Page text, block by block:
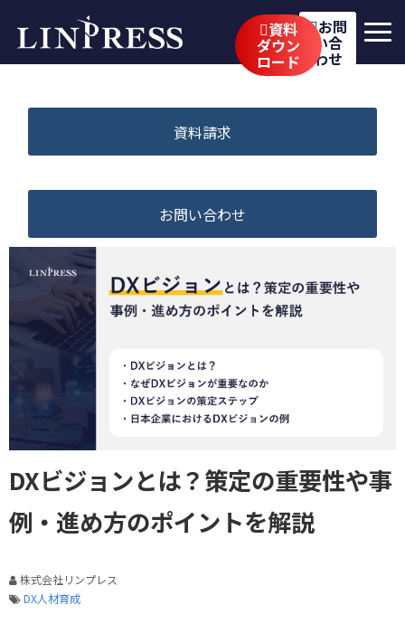
資料
ダウン
ロード
お問
い合
わせ
サービス
イベント・セミナー
ブログ
採用情報
資料請求
お問い合わせ
DXビジョンとは？策定の重要性や事
例・進め方のポイントを解説
株式会社リンプレス
DX人材育成